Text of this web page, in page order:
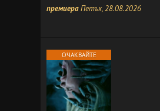
премиераПетък, 28.08.2026
ОЧАКВАЙТЕ